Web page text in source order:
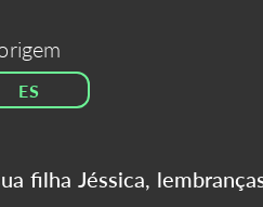
ES
filha Jéssica,